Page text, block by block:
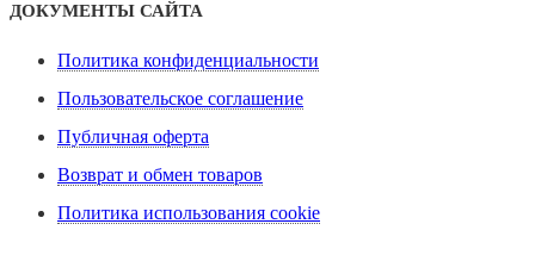
ДОКУМЕНТЫ САЙТА
Политика конфиденциальности
Пользовательское соглашение
Публичная оферта
Возврат и обмен товаров
Политика использования cookie